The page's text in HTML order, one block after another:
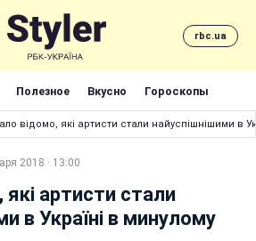
rbc.ua
Полезное Вкусно Гороскопы
відомо, які артисти стали найуспішнішими в
2018 · 13:00
артисти стали
в Україні в минулому